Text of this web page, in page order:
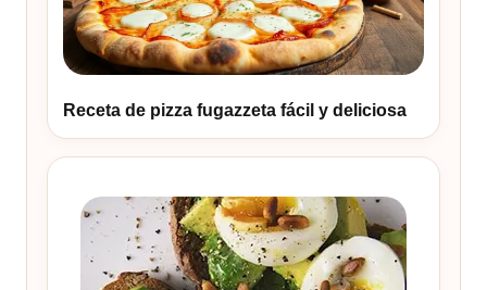
Receta de pizza fugazzeta fácil y deliciosa